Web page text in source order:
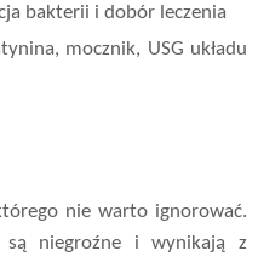
bakterii i dobór leczenia
mocznik, USG układu
nie warto ignorować.
niegroźne i wynikają z